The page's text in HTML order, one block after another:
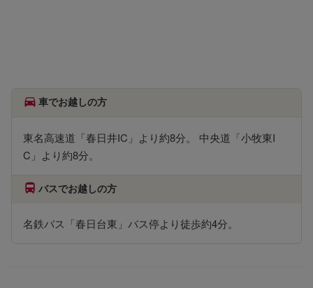
車でお越しの方
東名高速道「春日井IC」より約8分。 中央道「小牧東I
C」より約8分。
バスでお越しの方
名鉄バス「春日台東」バス停より徒歩約4分。